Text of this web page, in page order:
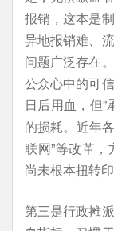
报销，这本是
异地报销难、
问题广泛存在
公众心中的可
日后用血，但
的损耗。近年
联网”等改革，
尚未根本扭转印
第三是行政摊